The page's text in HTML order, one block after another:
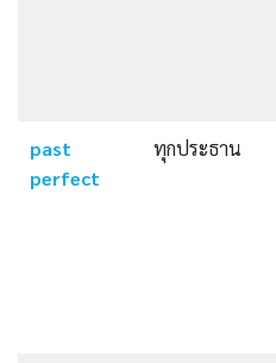
past
perfect
ทุกประธาน